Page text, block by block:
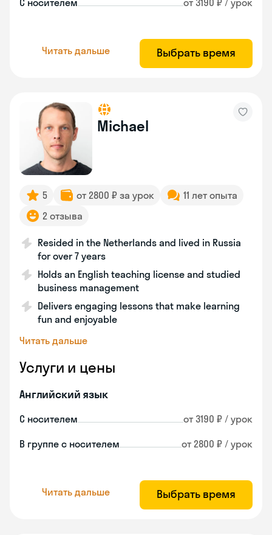
С носителем от 3190 ₽ / урок
Читать дальше Выбрать время
Michael
5 от 2800 ₽ за урок
11 лет опыта
2 отзыва
Resided in the Netherlands and lived in Russia
for over 7 years
Holds an English teaching license and studied
business management
Delivers engaging lessons that make learning
fun and enjoyable
Читать дальше
Услуги и цены
Английский язык
С носителем от 3190 ₽ / урок
В группе с носителем от 2800 ₽ / урок
Читать дальше Выбрать время